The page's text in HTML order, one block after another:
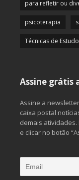
para refletir ou
psicoterapia
Técnicas de Estudo
Assine grátis
Assine a
caixa postal
demais
e clicar no botão